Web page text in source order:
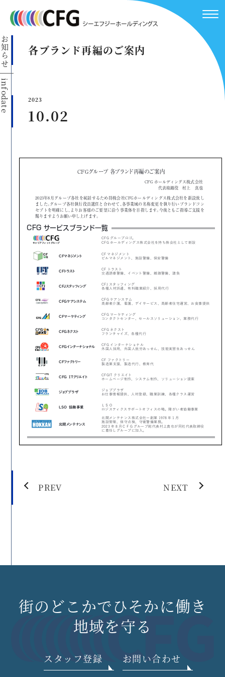
お知らせ
info
各ブランド再編のご案内
date 2023
10.02
PREV NEXT
街のどこかでひそかに働き
地域を守る
スタッフ登録 お問い合わせ